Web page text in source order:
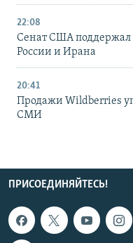
22:08
Сенат США поддержал
России и Ирана
20:41
Продажи Wildberries
СМИ
ПРИСОЕДИНЯЙТЕСЬ!